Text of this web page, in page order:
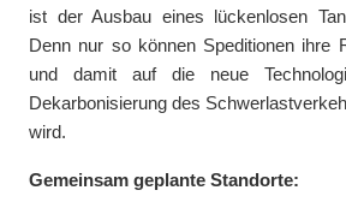
ist der Ausbau eines lückenlosen
Denn nur so können Speditionen ihre
und damit auf die neue
Dekarbonisierung des
wird.
Gemeinsam geplante Standorte: